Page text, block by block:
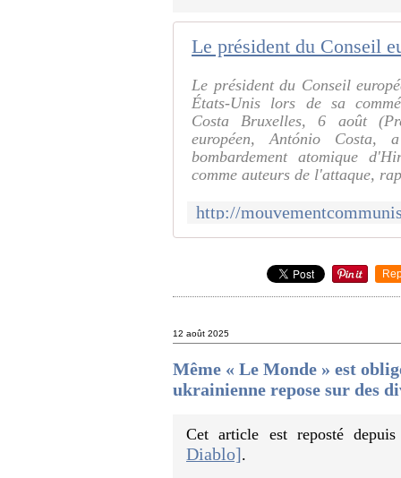
Le président du Conseil
États-Unis lors de sa
Costa Bruxelles, 6 août
européen, António Costa,
bombardement atomique
comme auteurs de l'attaque,
12 août 2025
Même « Le Monde » est
ukrainienne repose sur des
Cet article est reposté
Diablo].